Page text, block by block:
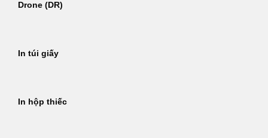
Drone (DR)
In túi giấy
In hộp thiếc